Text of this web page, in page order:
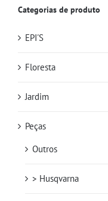
Categorias de produto
EPI'S
Floresta
Jardim
Peças
Outros
> Husqvarna